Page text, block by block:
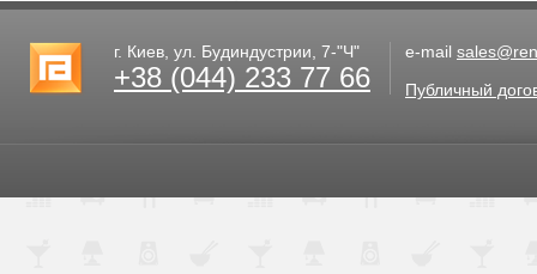
г. Киев, ул. Будиндустрии, 7-"Ч"
+38 (044) 233 77 66
e-mail
Публичный